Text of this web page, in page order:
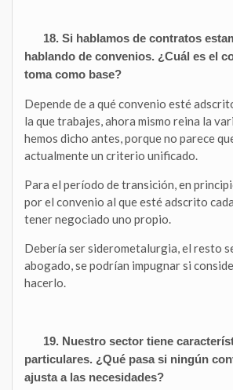
18. Si hablamos de contratos
hablando de convenios. ¿Cuál es el
toma como base?
Depende de a qué convenio esté
la que trabajes, ahora mismo reina la
hemos dicho antes, porque no parece
actualmente un criterio unificado.
Para el período de transición, en
por el convenio al que esté adscrito
tener negociado uno propio.
Debería ser siderometalurgia, el resto
abogado, se podrían impugnar si
hacerlo.
19. Nuestro sector tiene
particulares. ¿Qué pasa si ningún
ajusta a las necesidades?